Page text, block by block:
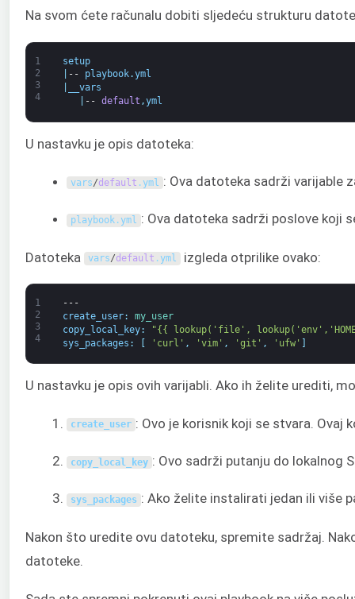
Na svom ćete računalu dobiti sljedeću strukturu
1
2
3
4
setup
-- playbook.yml
__vars
-- default ,yml
U nastavku je opis datoteka:
vars/default .yml : Ova datoteka sadrži varijable
playbook.yml : Ova datoteka sadrži poslove koji
Datoteka vars/default .yml izgleda otprilike ovako:
1
2
3
4
---
create_user:
my_user
copy_local_key:
"{{ lookup('file',
sys_packages : [ 'curl' , 'vim' , 'git' , 'ufw' ]
U nastavku je opis ovih varijabli. Ako ih želite urediti,
create_user : Ovo je korisnik koji se stvara. Ovaj
copy_local_key : Ovo sadrži putanju do lokalnog
sys_packages : Ako želite instalirati jedan ili više
Nakon što uredite ovu datoteku, spremite sadržaj.
datoteke.